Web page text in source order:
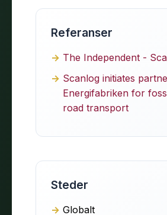
Referanser
The Independent -
Scanlog initiates
Energifabriken for
road transport
Steder
Globalt